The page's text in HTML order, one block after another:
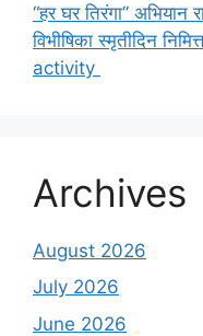
“हर घर तिरंगा” अभियान
विभीषिका स्मृतीदिन
activity
Archives
August 2026
July 2026
June 2026